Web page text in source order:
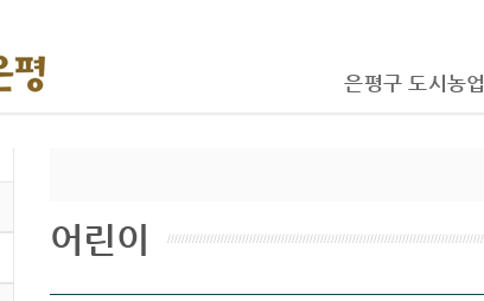
은평구 도시농업
어린이